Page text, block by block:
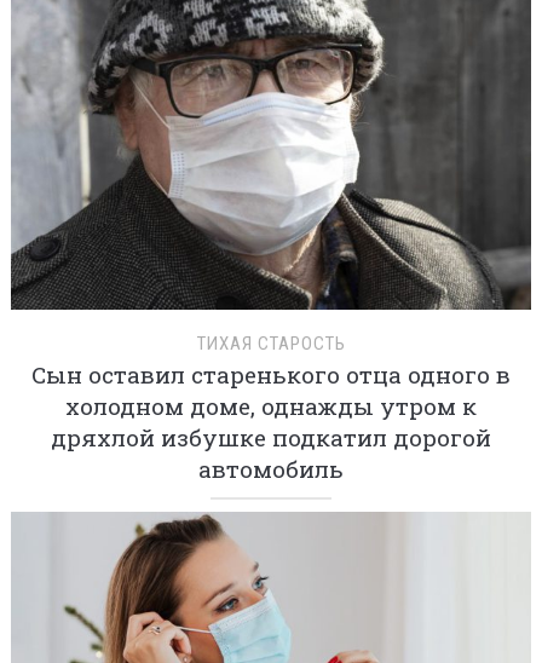
ТИХАЯ СТАРОСТЬ
Сын оставил старенького отца одного в
холодном доме, однажды утром к
дряхлой избушке подкатил дорогой
автомобиль